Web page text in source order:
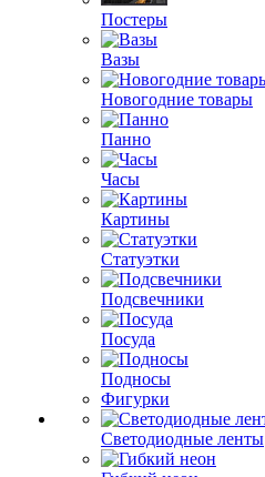
Постеры
Вазы
Новогодние товары
Панно
Часы
Картины
Статуэтки
Подсвечники
Посуда
Подносы
Фигурки
Светодиодные ленты